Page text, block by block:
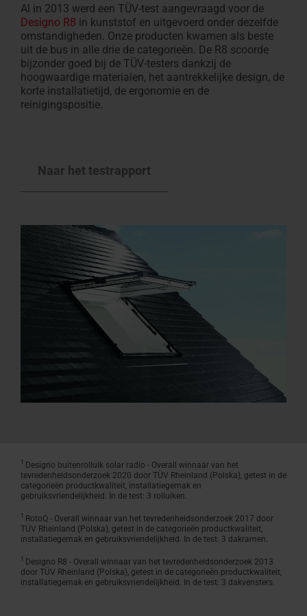
Al in 2013 werd een TÜV-test aangevraagd voor de
Designo R8 in kunststof en uitgevoerd onder dezelfde
omstandigheden. Onze producten kwamen als beste
uit de bus in alle drie de categorieën. De R8 scoorde
bijzonder goed bij de TÜV-testers dankzij de
hoogwaardige materialen, het aantrekkelijke design, de
korte installatietijd, de ergonomie en de
reinigingspositie.
Naar het testrapport
Designo buitenrolluik solar radio - Overall winnaar van het
tevredenheidsonderzoek 2020 door TÜV Rheinland (Polska), getest in de
categorieën productkwaliteit, installatiegemak en
gebruiksvriendelijkheid. In de test: 3 rolluiken.
RotoQ - Overall winnaar van het tevredenheidsonderzoek 2017 door
TÜV Rheinland (Polska), getest in de categorieën productkwaliteit,
installatiegemak en gebruiksvriendelijkheid. In de test: 3 dakramen.
Designo R8 - Overall winnaar van het tevredenheidsonderzoek 2013
door TÜV Rheinland (Polska), getest in de categorieën productkwaliteit,
installatiegemak en gebruiksvriendelijkheid. In de test: 3 dakvensters.